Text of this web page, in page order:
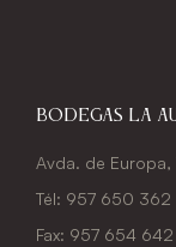
Bodegas La
Avda. de
Tél: 957 650 362
Fax: 957 654 642